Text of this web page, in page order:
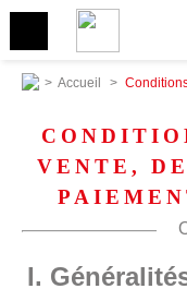
> Accueil >
VENTE,
I.